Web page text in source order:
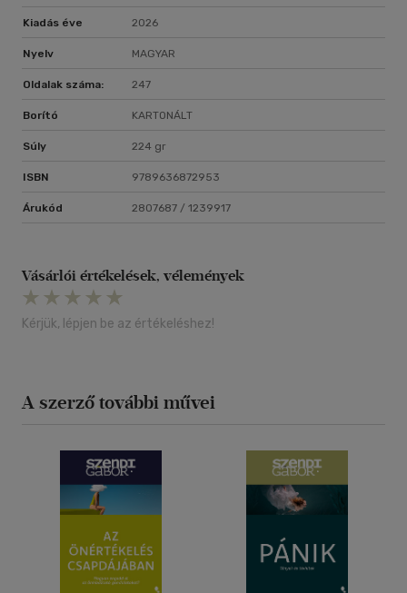
Kiadás éve 2026
Nyelv MAGYAR
Oldalak száma: 247
Borító KARTONÁLT
Súly 224 gr
ISBN 9789636872953
Árukód 2807687 / 1239917
Vásárlói értékelések, vélemények
Kérjük, lépjen be az értékeléshez!
A szerző további művei